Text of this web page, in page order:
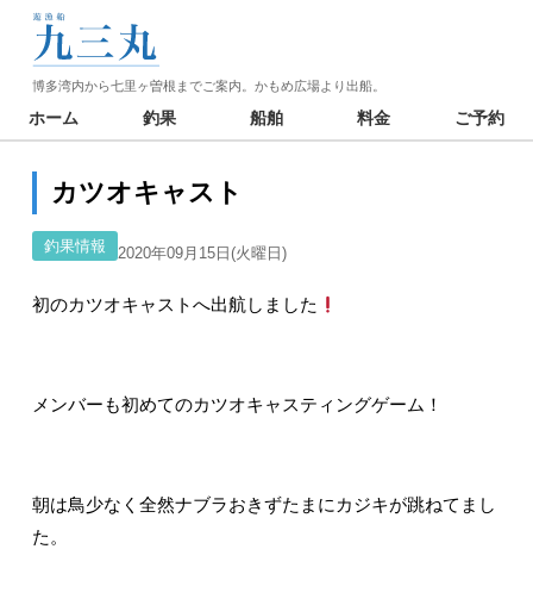
博多湾内から七里ヶ曽根までご案内。かもめ広場より出船。
ホーム 釣果 船舶 料金 ご予約
カツオキャスト
釣果情報 2020年09月15日(火曜日)
初のカツオキャストへ出航しました
メンバーも初めてのカツオキャスティングゲーム！
朝は鳥少なく全然ナブラおきずたまにカジキが跳ねてまし
た。